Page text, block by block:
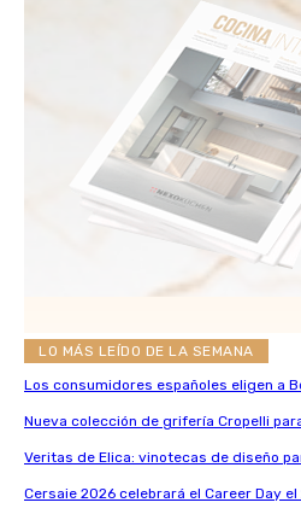
LO MÁS LEÍDO DE LA SEMANA
Los consumidores españoles eligen a
Nueva colección de grifería Cropelli
Veritas de Elica: vinotecas de diseño
Cersaie 2026 celebrará el Career Day